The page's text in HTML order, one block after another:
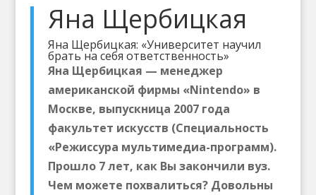
Яна Щербицкая
Яна Щербицкая: «Университет научил
брать на себя ответственность»
Яна Щербицкая — менеджер
американской фирмы «Nintendo» в
Москве, выпускница 2007 года
факультет искусств (Специальность
«Режиссура мультимедиа-программ).
Прошло 7 лет, как Вы закончили вуз.
Чем можете похвалиться? Довольны